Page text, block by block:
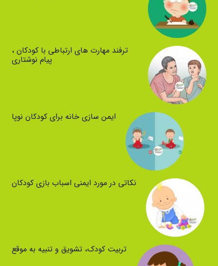
ترفند مهارت های ارتباطی با کودکان ،
پیام نوشتاری
ایمن سازی خانه برای کودکان نوپا
نکاتی در مورد ایمنی اسباب بازی کودکان
تربیت کودک، تشویق و تنبیه به موقع